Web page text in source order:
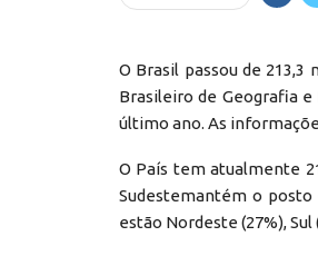
O Brasil passou de
Brasileiro de Geografia
último ano. As
O País tem atualmente
Sudestemantém o posto
estão Nordeste (27%),